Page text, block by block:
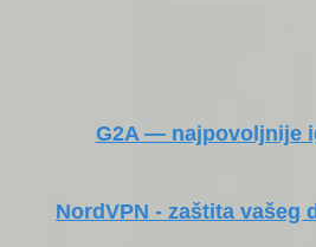
G2A — najpovoljnije
NordVPN - zaštita vašeg